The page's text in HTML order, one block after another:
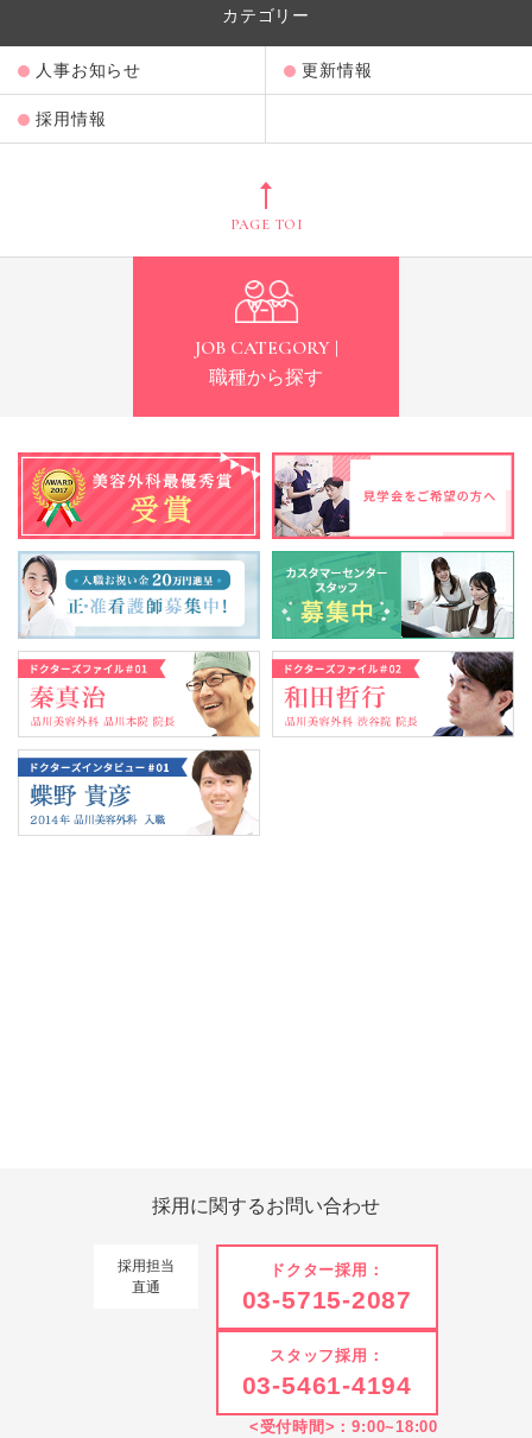
カテゴリー
人事お知らせ 更新情報
採用情報
JOB CATEGORY |
職種から探す
採用に関するお問い合わせ
採用担当
直通
ドクター採用：
03-5715-2087
スタッフ採用：
03-5461-4194
<受付時間>：9:00~18:00
PAGE TOP